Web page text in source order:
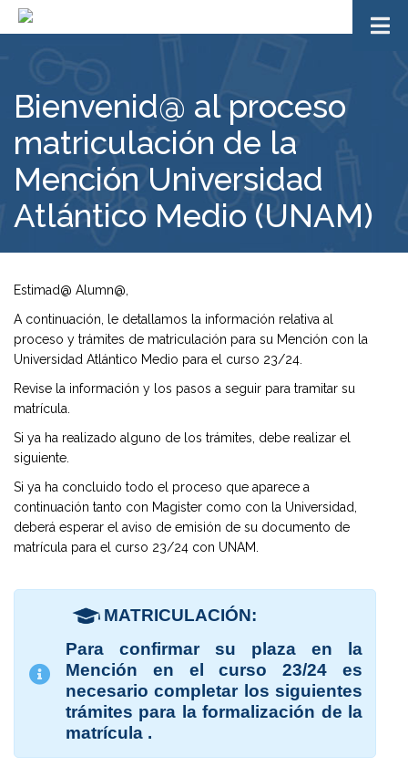
Bienvenid@ al proceso
matriculación de la
Mención Universidad
Atlántico Medio (UNAM)
Estimad@ Alumn@,
A continuación, le detallamos la información relativa al
proceso y trámites de matriculación para su Mención con la
Universidad Atlántico Medio para el curso 23/24.
Revise la información y los pasos a seguir para tramitar su
matrícula.
Si ya ha realizado alguno de los trámites, debe realizar el
siguiente.
Si ya ha concluido todo el proceso que aparece a
continuación tanto con Magister como con la Universidad
deberá esperar el aviso de emisión de su documento de
matrícula para el curso 23/24 con UNAM.
MATRICULACIÓN:
Para confirmar su plaza en la
Mención en el curso 23/24 es
necesario completar los siguientes
trámites para la formalización de la
matrícula .